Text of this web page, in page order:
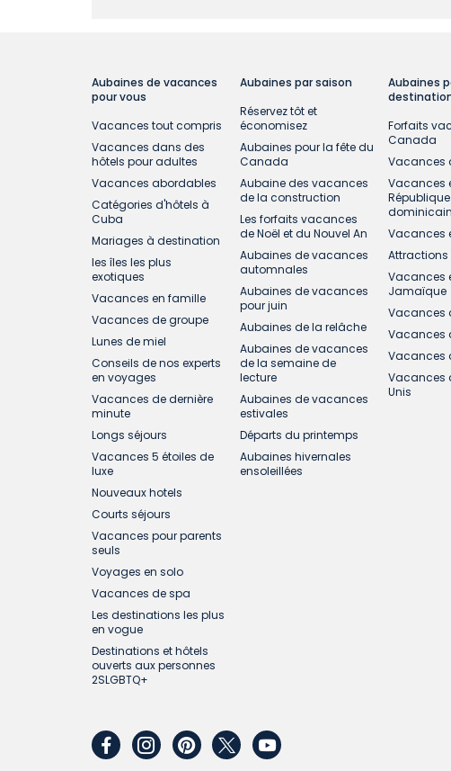
Aubaines de vacances
pour vous
Vacances tout compris
Vacances dans des
hôtels pour adultes
Vacances abordables
Catégories d'hôtels à
Cuba
Mariages à destination
les îles les plus
exotiques
Vacances en famille
Vacances de groupe
Lunes de miel
Conseils de nos experts
en voyages
Vacances de dernière
minute
Longs séjours
Vacances 5 étoiles de
luxe
Nouveaux hotels
Courts séjours
Vacances pour parents
seuls
Voyages en solo
Vacances de spa
Les destinations les plus
en vogue
Destinations et hôtels
ouverts aux personnes
2SLGBTQ+
Aubaines par saison
Réservez tôt et
économisez
Aubaines pour la fête du
Canada
Aubaine des vacances
de la construction
Les forfaits vacances
de Noël et du Nouvel An
Aubaines de vacances
automnales
Aubaines de vacances
pour juin
Aubaines de la relâche
Aubaines de vacances
de la semaine de
lecture
Aubaines de vacances
estivales
Départs du printemps
Aubaines hivernales
ensoleillées
Aubaines
Forfaits
Canada
Vacances
Vacances
République
Vacances
Attractions
Vacances
Jamaïque
Vacances
Vacances
Vacances
Vacances
Unis
facebookinstagram
pinterest
twitteryoutube